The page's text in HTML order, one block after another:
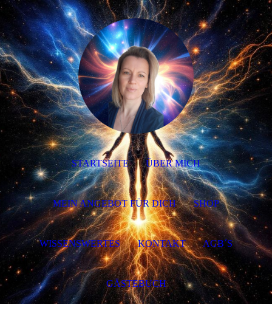
STARTSEITE ÜBER MICH
MEIN ANGEBOT FÜR DICH SHOP
WISSENSWERTES KONTAKT AGB´S
GÄSTEBUCH